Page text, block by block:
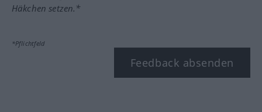
Häkchen setzen.*
*Pflichtfeld
Feedback absenden